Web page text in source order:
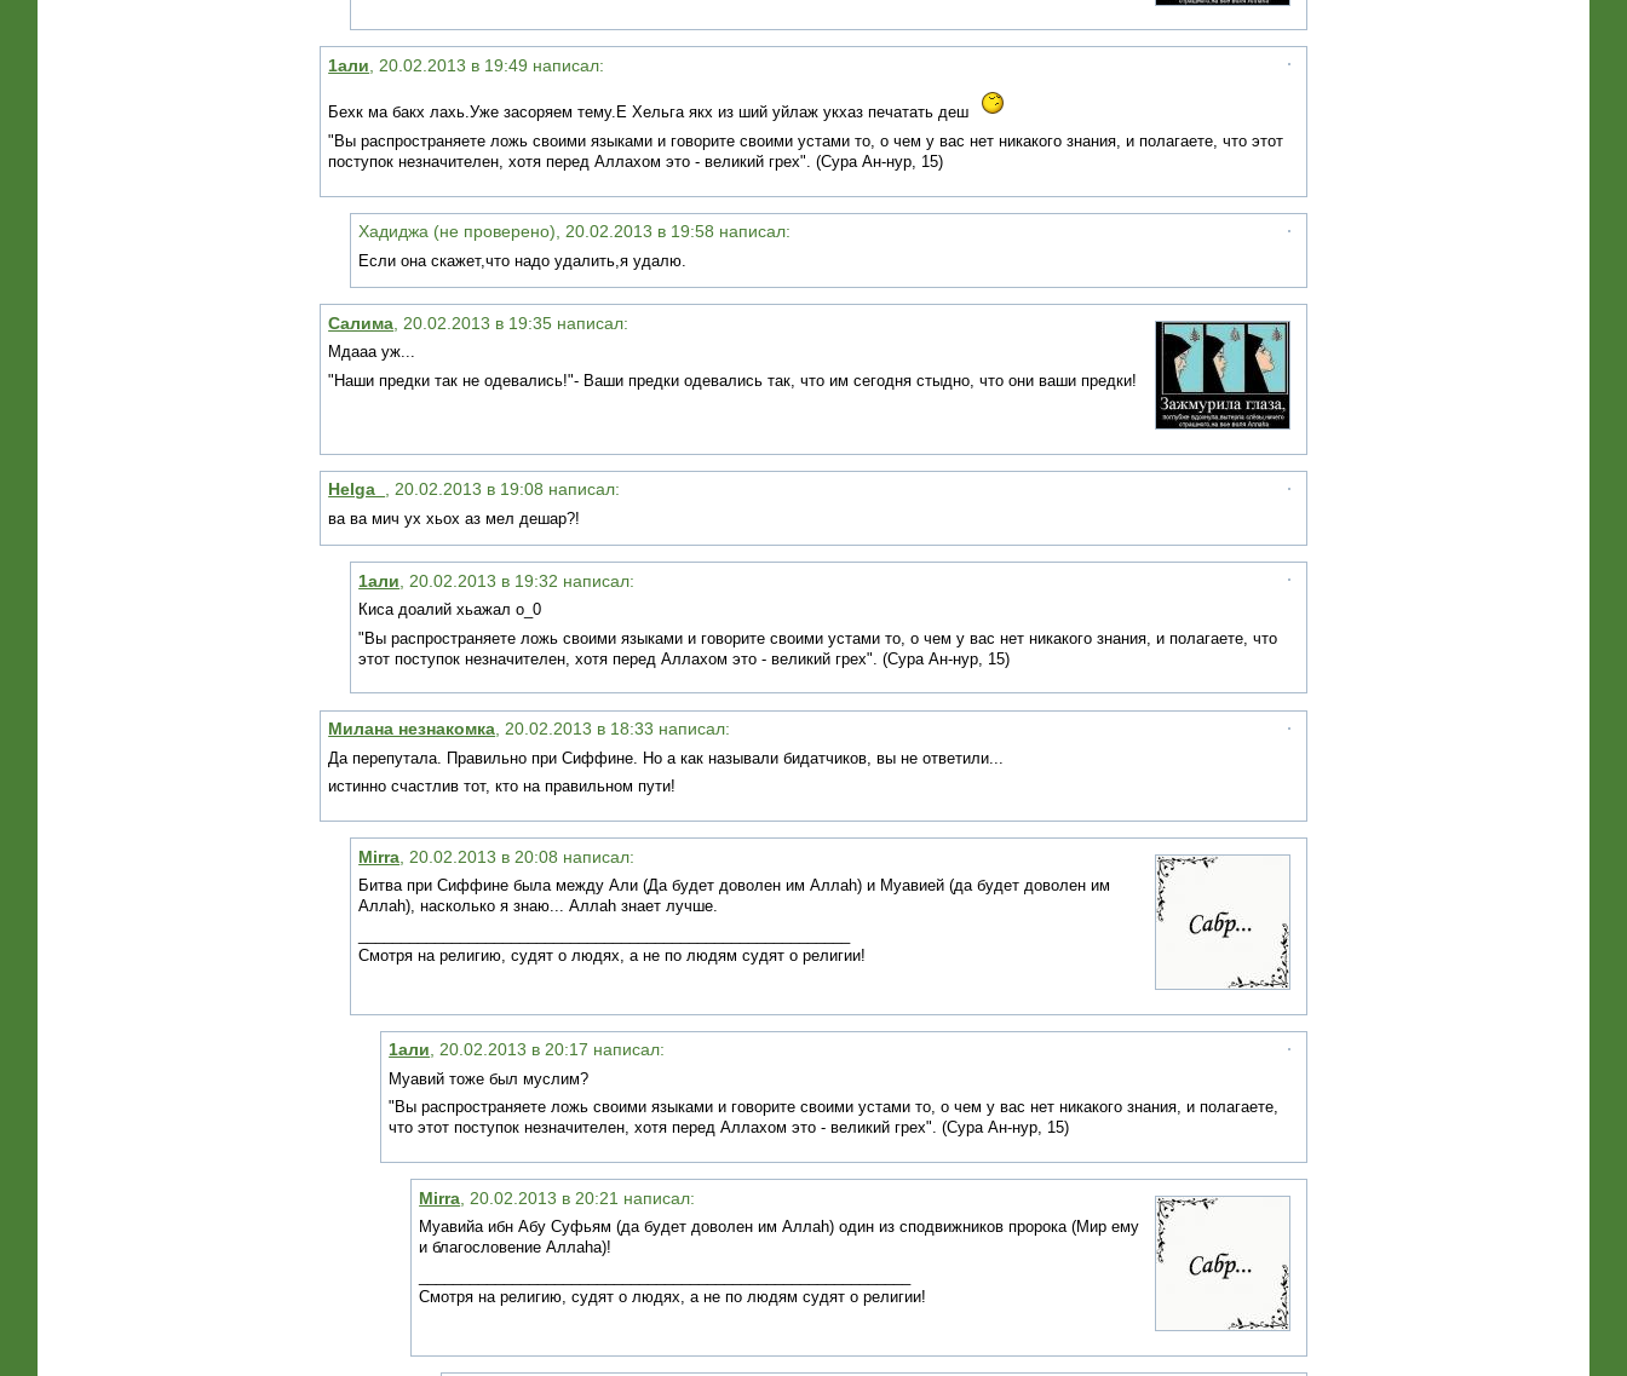
1али , 20.02.2013 в 19:49 написал:
Бехк ма бакх лахь.Уже засоряем тему.Е Хельга якх из ший уйлаж укхаз печатать деш
"Вы распространяете ложь своими языками и говорите своими устами то, о чем у вас нет никакого знания, и полагаете, что этот
поступок незначителен, хотя перед Аллахом это - великий грех". (Сура Ан-нур, 15)
Хадиджа (не проверено), 20.02.2013 в 19:58 написал:
Если она скажет,что надо удалить,я удалю.
Салима , 20.02.2013 в 19:35 написал:
Мдааа уж...
"Наши предки так не одевались!"- Ваши предки одевались так, что им сегодня стыдно, что они ваши предки!
Helga_ , 20.02.2013 в 19:08 написал:
ва ва мич ух хьох аз мел дешар?!
1али , 20.02.2013 в 19:32 написал:
Киса доалий хьажал о_0
"Вы распространяете ложь своими языками и говорите своими устами то, о чем у вас нет никакого знания, и полагаете, что
этот поступок незначителен, хотя перед Аллахом это - великий грех". (Сура Ан-нур, 15)
Милана незнакомка , 20.02.2013 в 18:33 написал:
Да перепутала. Правильно при Сиффине. Но а как называли бидатчиков, вы не ответили...
истинно счастлив тот, кто на правильном пути!
Mirra , 20.02.2013 в 20:08 написал:
Битва при Сиффине была между Али (Да будет доволен им Аллаh) и Муавией (да будет доволен им
Аллаh), насколько я знаю... Аллаh знает лучше.
Смотря на религию, судят о людях, а не по людям судят о религии!
1али, 20.02.2013 в 20:17 написал:
Муавий тоже был муслим?
"Вы распространяете ложь своими языками и говорите своими устами то, о чем у вас нет никакого знания, и полагаете,
что этот поступок незначителен, хотя перед Аллахом это - великий грех". (Сура Ан-нур, 15)
Mirra , 20.02.2013 в 20:21 написал:
Муавийа ибн Абу Суфьям (да будет доволен им Аллаh) один из сподвижников пророка (Мир ему
и благословение Аллаhа)!
Смотря на религию, судят о людях, а не по людям судят о религии!